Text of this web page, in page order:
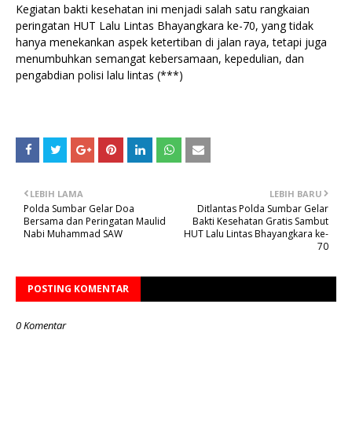
Kegiatan bakti kesehatan ini menjadi salah satu rangkaian
peringatan HUT Lalu Lintas Bhayangkara ke-70, yang tidak
hanya menekankan aspek ketertiban di jalan raya, tetapi juga
menumbuhkan semangat kebersamaan, kepedulian, dan
pengabdian polisi lalu lintas (***)
LEBIH BARU
Ditlantas Polda Sumbar Gelar
Bakti Kesehatan Gratis Sambut
HUT Lalu Lintas Bhayangkara ke-
70
LEBIH LAMA
Polda Sumbar Gelar Doa
Bersama dan Peringatan Maulid
Nabi Muhammad SAW
POSTING KOMENTAR
0 Komentar